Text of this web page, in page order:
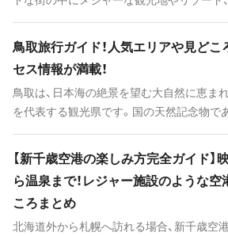
て、旅行先として人気を集めています。今回
釜山の人気スポットをエリア別にご紹介しま
音声ガイド
[spotify:id:6Qhhdt36J2455mSTBnAzCt]
鳥取旅行ガイド！人気エリアや見どこ
セス情報が満載！
鳥取は、日本海の絶景を望む大自然に恵ま
を代表する観光県です。国の天然記念物で
できます。また、日本海に面しているため新
が味わえたり、日本を代表する漫画家の出
ではの街巡りスポットがあったり、家族や
プルでの旅行など、それぞれにぴったりのプ
組めるのも魅力です。 魅力あふれる鳥取を
【新千歳空港の楽しみ方完全ガイド】
ら温泉まで！レジャー施設のような空
ころまとめ
北海道外から札幌へ訪れる場合、新千歳空